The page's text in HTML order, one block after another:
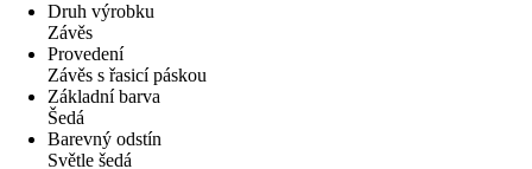
Druh výrobku
Závěs
Provedení
Závěs s řasicí páskou
Základní barva
Šedá
Barevný odstín
Světle šedá